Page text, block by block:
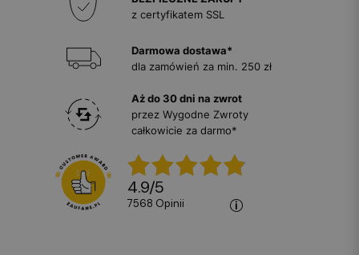
z certyfikatem SSL
Darmowa dostawa*
dla zamówień za min. 250 zł
Aż do 30 dni na zwrot
przez Wygodne Zwroty
całkowicie za darmo*
4.9/5
7568 opinii